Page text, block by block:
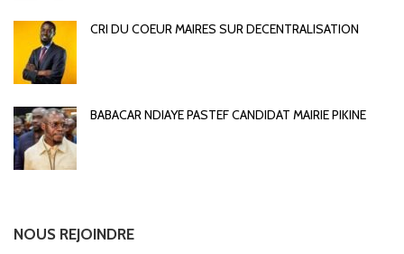
CRI DU COEUR MAIRES SUR DECENTRALISATION
BABACAR NDIAYE PASTEF CANDIDAT MAIRIE PIKINE
NOUS REJOINDRE